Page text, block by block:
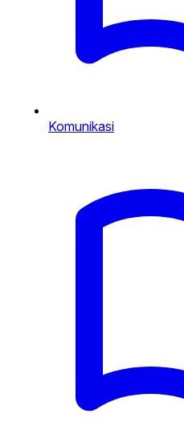
Komunikasi